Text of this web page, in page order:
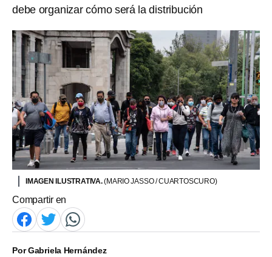
debe organizar cómo será la distribución
IMAGEN ILUSTRATIVA.(MARIO JASSO / CUARTOSCURO)
Compartir en
PorGabriela Hernández